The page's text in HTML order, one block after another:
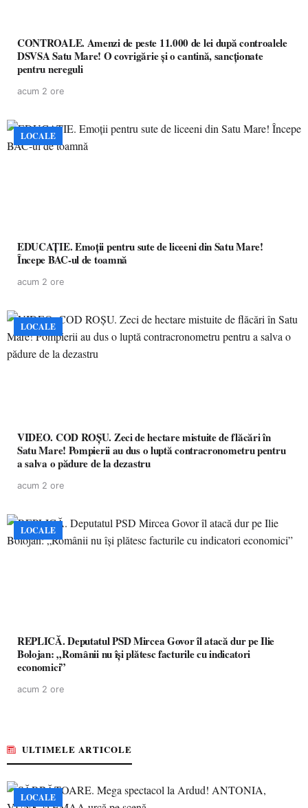
CONTROALE. Amenzi de peste 11.000 de lei după controalele
DSVSA Satu Mare! O covrigărie și o cantină, sancționate
pentru nereguli
acum 2 ore
LOCALE
EDUCAȚIE. Emoții pentru sute de liceeni din Satu Mare!
Începe BAC-ul de toamnă
acum 2 ore
LOCALE
VIDEO. COD ROȘU. Zeci de hectare mistuite de flăcări în
Satu Mare! Pompierii au dus o luptă contracronometru pentru
a salva o pădure de la dezastru
acum 2 ore
LOCALE
REPLICĂ. Deputatul PSD Mircea Govor îl atacă dur pe Ilie
Bolojan: „Românii nu își plătesc facturile cu indicatori
economici”
acum 2 ore
ULTIMELE ARTICOLE
LOCALE